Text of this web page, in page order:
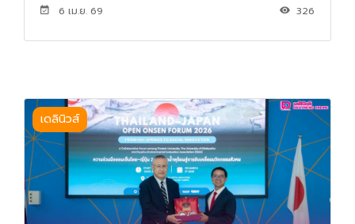
6 เม.ย. 69 326
เดลินิวส์